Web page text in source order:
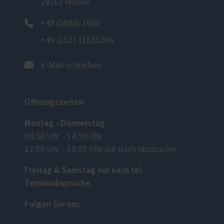
29362 Hohne
+49 (5083) 1600
+49 (152) 31855206
E-Mail schreiben
Öffnungszeiten
Montag - Donnerstag
08:30 Uhr - 14:30 Uhr
12:00 Uhr - 18:00 Uhr nur nach Absprache
Freitag & Samstag nur nach tel.
Terminabsprache.
Folgen Sie uns